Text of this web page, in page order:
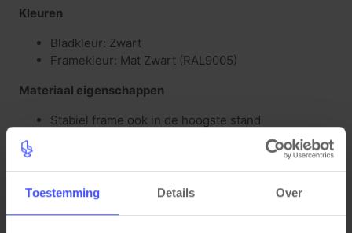
Toestemming Details Over
Kleuren
Bladkleur: Zwart
Framekleur: Mat Zwart (RAL9005)
Materiaal eigenschappen
Stabiel frame ook in de hoogste stand
Mat gecoat krasbestendig bureau frame
Waterafstotend bureaublad met PVC stootrand
(2mm)